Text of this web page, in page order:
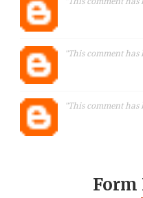
"This comment has
"This comment has